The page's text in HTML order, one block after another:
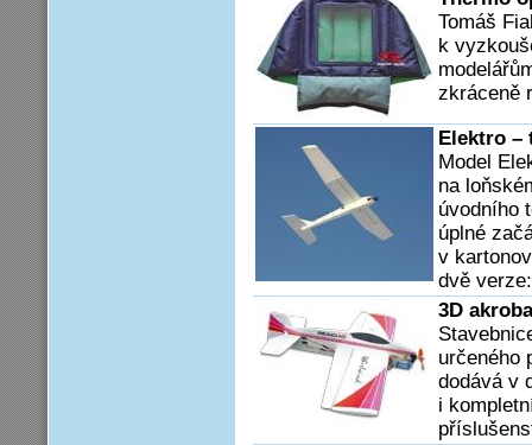
Tomáš
k
zkráceně
Elektro –
Model
na
úvodního
úplné
v
dvě
3D
určeného
dodává v
i